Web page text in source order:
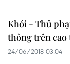
Khói - Thủ
thông trên cao
24/06/2018 03:04